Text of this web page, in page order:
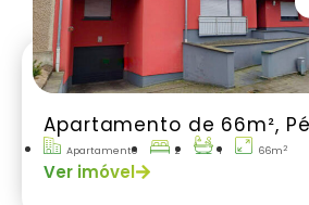
Apartamento de 66m²,
Apartamento 2 1 66m2
Ver imóvel